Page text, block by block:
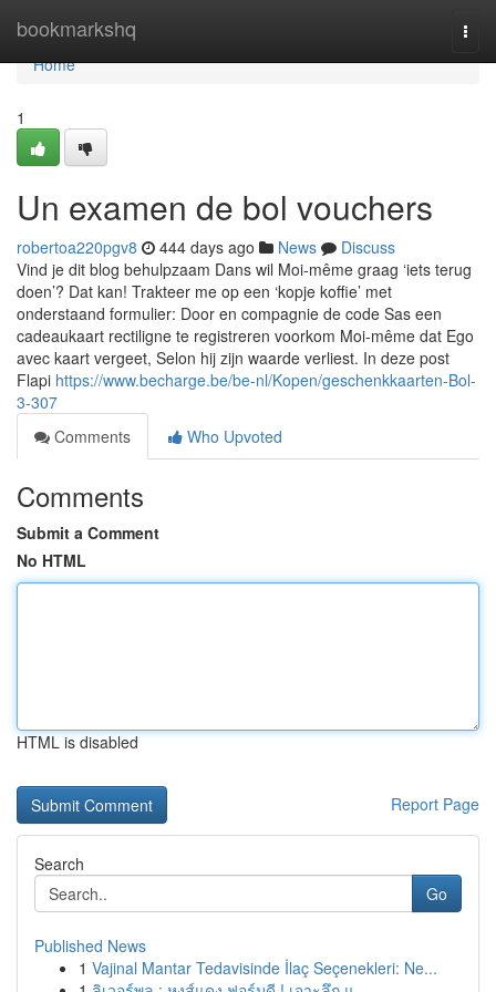
bookmarkshq
Home
Home
1
Un examen de bol vouchers
robertoa220pgv8 444 days ago News
Discuss
Vind je dit blog behulpzaam Dans wil Moi-même graag ‘iets terug
doen’? Dat kan! Trakteer me op een ‘kopje koffie’ met
onderstaand formulier: Door en compagnie de code Sas een
cadeaukaart rectiligne te registreren voorkom Moi-même dat Ego
avec kaart vergeet, Selon hij zijn waarde verliest. In deze post
Flapi https://www.becharge.be/be-nl/Kopen/geschenkkaarten-Bol-
3-307
Comments
Who Upvoted
Comments
Submit a Comment
No HTML
HTML is disabled
Report Page
Search
Go
Published News
1 Vajinal Mantar Tedavisinde İlaç Seçenekleri: Ne...